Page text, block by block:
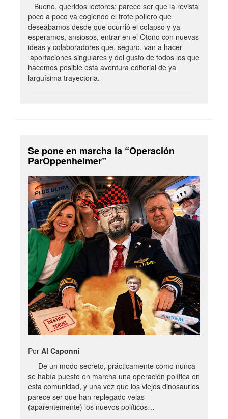
Bueno, queridos lectores: parece ser que la revista
poco a poco va cogiendo el trote pollero que
deseábamos desde que ocurrió el colapso y ya
esperamos, ansiosos, entrar en el Otoño con nuevas
ideas y colaboradores que, seguro, van a hacer
aportaciones singulares y del gusto de todos los que
hacemos posible esta aventura editorial de ya
larguísima trayectoria.
Se pone en marcha la “Operación
ParOppenheimer”
Por Al Caponni
De un modo secreto, prácticamente como nunca
se había puesto en marcha una operación política en
esta comunidad, y una vez que los viejos dinosaurios
parece ser que han replegado velas
(aparentemente) los nuevos políticos…